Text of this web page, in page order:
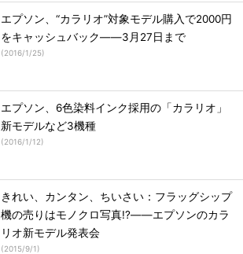
エプソン、“カラリオ”対象モデル購入で2000円
をキャッシュバック――3月27日まで
(2016/1/25)
エプソン、6色染料インク採用の「カラリオ」
新モデルなど3機種
(2016/1/12)
きれい、カンタン、ちいさい：フラッグシップ
機の売りはモノクロ写真!?――エプソンのカラ
リオ新モデル発表会
(2015/9/1)